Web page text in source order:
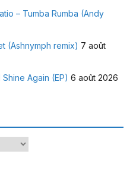
– Tumba Rumba (Andy
(Ashnymph remix) 7 août
Again (EP) 6 août 2026